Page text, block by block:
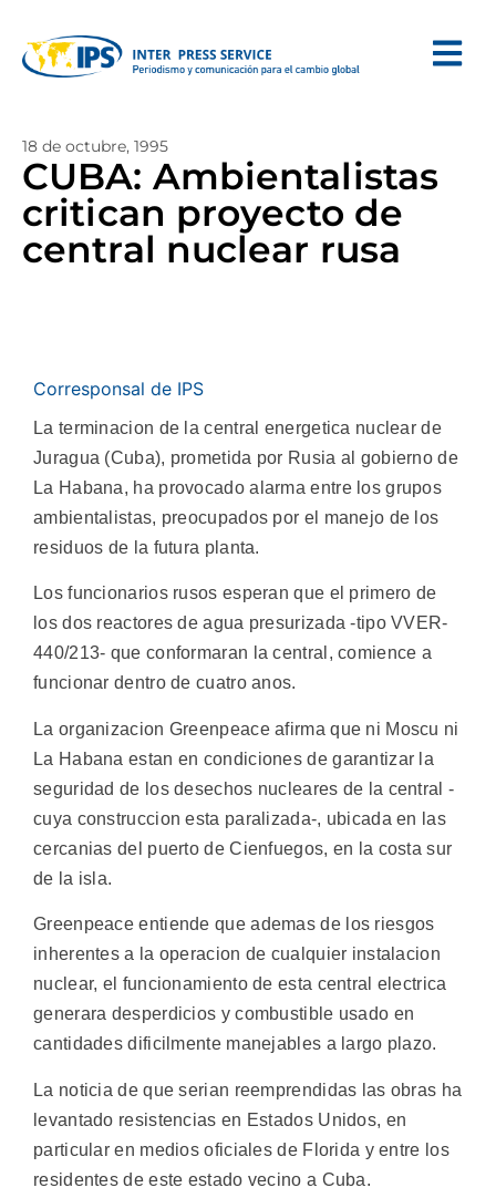
18 de octubre, 1995
CUBA: Ambientalistas
critican proyecto de
central nuclear rusa
Corresponsal de IPS
La terminacion de la central energetica nuclear de
Juragua (Cuba), prometida por Rusia al gobierno de
La Habana, ha provocado alarma entre los grupos
ambientalistas, preocupados por el manejo de los
residuos de la futura planta.
Los funcionarios rusos esperan que el primero de
los dos reactores de agua presurizada -tipo VVER-
440/213- que conformaran la central, comience a
funcionar dentro de cuatro anos.
La organizacion Greenpeace afirma que ni Moscu ni
La Habana estan en condiciones de garantizar la
seguridad de los desechos nucleares de la central -
cuya construccion esta paralizada-, ubicada en las
cercanias del puerto de Cienfuegos, en la costa sur
de la isla.
Greenpeace entiende que ademas de los riesgos
inherentes a la operacion de cualquier instalacion
nuclear, el funcionamiento de esta central electrica
generara desperdicios y combustible usado en
cantidades dificilmente manejables a largo plazo.
La noticia de que serian reemprendidas las obras ha
levantado resistencias en Estados Unidos, en
particular en medios oficiales de Florida y entre los
residentes de este estado vecino a Cuba.